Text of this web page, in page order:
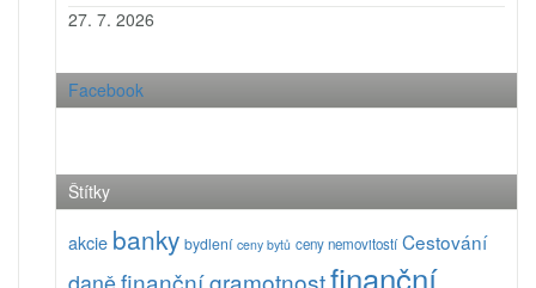
27. 7. 2026
Facebook
Štítky
akcie banky bydlení ceny bytů ceny nemovitostí Cestování
finanční gramotnostfinanční